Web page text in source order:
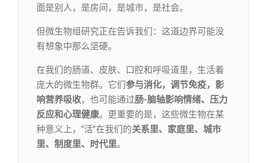
面是别人，是房间，是城市，是社会。
但微生物组研究正在告诉我们：这道边界可能没
有想象中那么坚硬。
在我们的肠道、皮肤、口腔和呼吸道里，生活着
庞大的微生物群。它们 参与消化，调节免疫，影
响营养吸收，也可能通过肠-脑轴影响情绪、压力
反应和心理健康。更重要的是，这些微生物在某
种意义上，“活”在我们的关系里、家庭里、城市
里、制度里、时代里。